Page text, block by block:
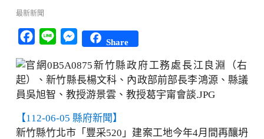
最新新聞
Facebook
Line Messenger
Share
【112-06-05 縣府新聞】
新竹縣竹北市「豐采520」建案工地今年4月間再釀坍